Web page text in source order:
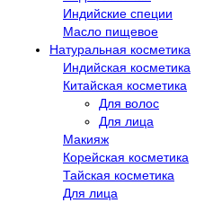
Индийские специи
Масло пищевое
Натуральная косметика
Индийская косметика
Китайская косметика
Для волос
Для лица
Макияж
Корейская косметика
Тайская косметика
Для лица